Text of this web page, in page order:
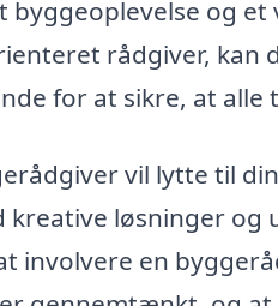
byggeoplevelse og
rådgiver, kan
for at sikre, at
vil lytte til
kreative løsninger og
involvere en